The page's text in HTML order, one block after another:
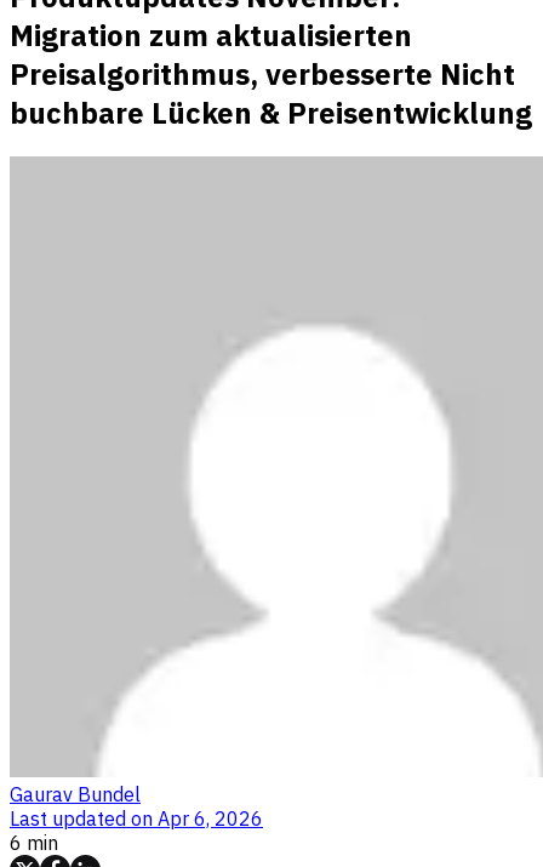
Migration zum aktualisierten
Preisalgorithmus, verbesserte Nicht
buchbare Lücken & Preisentwicklung
Gaurav Bundel
Last updated on Apr 6, 2026
6 min